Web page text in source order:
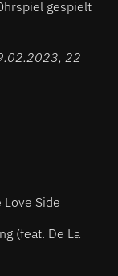
gespielt
22
Love Side
(feat. De La